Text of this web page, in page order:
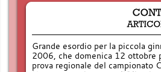
Grande esordio per la piccola
2006, che domenica 12 ottobre
prova regionale del campionato